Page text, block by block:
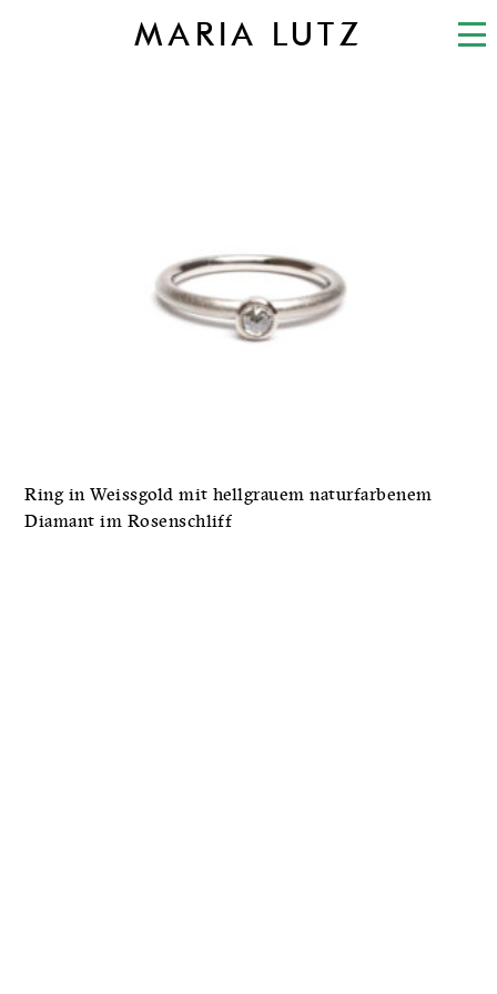
MARIA LUTZ
Ring in Weissgold mit hellgrauem naturfarbenem
Diamant im Rosenschliff